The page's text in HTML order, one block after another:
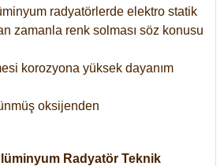
radyatörlerde elektro statik
zamanla renk solması söz konusu
korozyona yüksek dayanım
oksijenden
Radyatör Teknik